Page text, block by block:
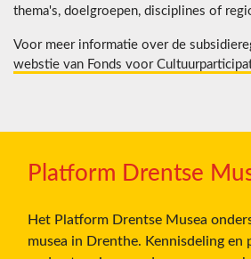
thema's, doelgroepen, disciplines of
Voor meer informatie over de
webstie van Fonds voor
Platform Drentse
Het Platform Drentse Musea
musea in Drenthe. Kennisdeling en